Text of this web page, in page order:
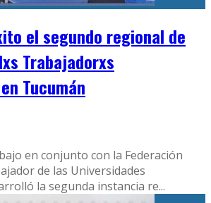
el segundo regional de
Trabajadorxs
Tucumán
en conjunto con la Federación
de las Universidades
la segunda instancia re...